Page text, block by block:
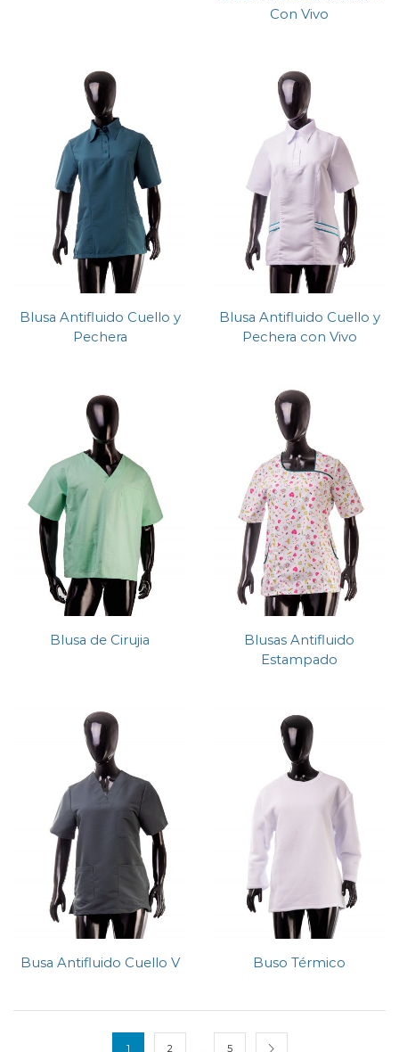
Con Vivo
Blusa Antifluido Cuello y
Pechera
Blusa Antifluido Cuello y
Pechera con Vivo
Blusa de Cirujia
Blusas Antifluido
Estampado
Busa Antifluido Cuello V Buso Térmico
1 2 5